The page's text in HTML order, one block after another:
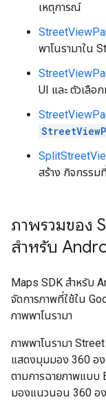
เหตุการณ์
พาโนรามาใน
UI และ ตัวเลือ
สร้าง กิจกรร
ภาพรวมของ
สำหรับ
Maps SDK สำหรับ
จัดการภาพที่ใช้ใน
ภาพพาโนรามา
ภาพพาโนรามา
แสดงมุมมอง 360 อง
ตามการฉายภาพแบบ
มองแนวนอน 360 อ